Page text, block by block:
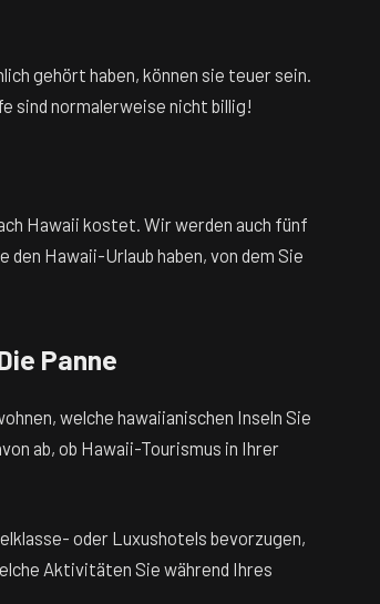
gehört haben, können sie teuer sein.
sind normalerweise nicht billig!
Hawaii kostet. Wir werden auch fünf
Hawaii-Urlaub haben, von dem Sie
Panne
welche hawaiianischen Inseln Sie
ab, ob Hawaii-Tourismus in Ihrer
oder Luxushotels bevorzugen,
Aktivitäten Sie während Ihres